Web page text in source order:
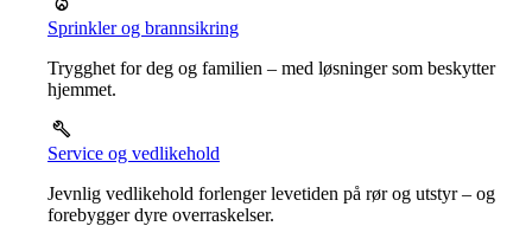
Sprinkler og brannsikring
Trygghet for deg og familien – med løsninger som beskytter
hjemmet.
Service og vedlikehold
Jevnlig vedlikehold forlenger levetiden på rør og utstyr – og
forebygger dyre overraskelser.